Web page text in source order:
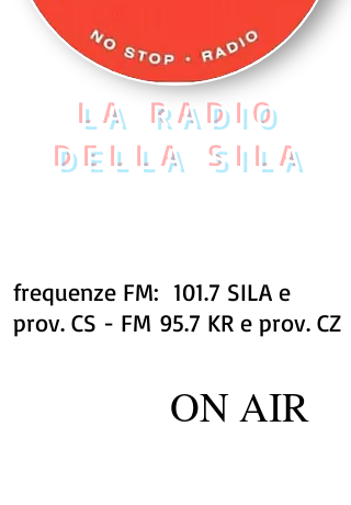
LA RADIO
DELLA SILA
frequenze FM: 101.7 SILA e
prov. CS - FM 95.7 KR e prov. CZ
ON AIR